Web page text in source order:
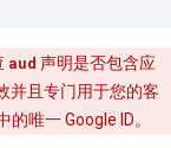
aud 声明是否包含应
并且专门用于您的客
的唯一 Google ID。